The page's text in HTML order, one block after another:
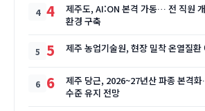
4
제주도, AI:ON 본격 가동… 전 직원
환경 구축
5 제주 농업기술원, 현장 밀착 온열질환
6
제주 당근, 2026~27년산 파종 본격
수준 유지 전망